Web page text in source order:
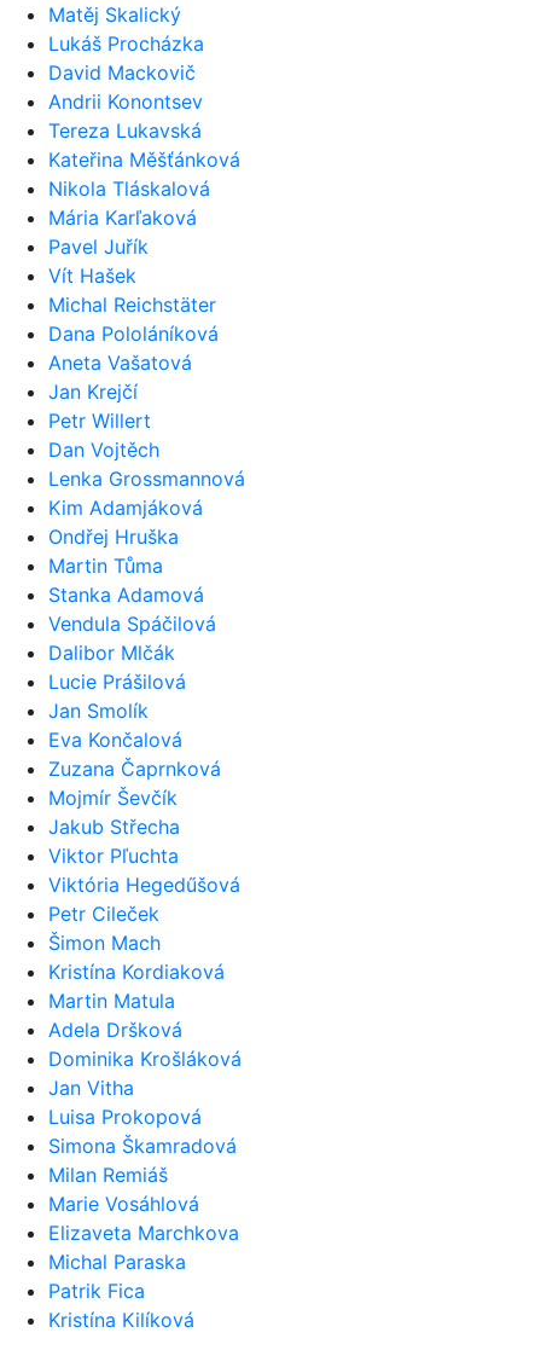
Matěj Skalický
Lukáš Procházka
David Mackovič
Andrii Konontsev
Tereza Lukavská
Kateřina Měšťánková
Nikola Tláskalová
Mária Karľaková
Pavel Juřík
Vít Hašek
Michal Reichstäter
Dana Pololáníková
Aneta Vašatová
Jan Krejčí
Petr Willert
Dan Vojtěch
Lenka Grossmannová
Kim Adamjáková
Ondřej Hruška
Martin Tůma
Stanka Adamová
Vendula Spáčilová
Dalibor Mlčák
Lucie Prášilová
Jan Smolík
Eva Končalová
Zuzana Čaprnková
Mojmír Ševčík
Jakub Střecha
Viktor Pľuchta
Viktória Hegedűšová
Petr Cileček
Šimon Mach
Kristína Kordiaková
Martin Matula
Adela Dršková
Dominika Krošláková
Jan Vitha
Luisa Prokopová
Simona Škamradová
Milan Remiáš
Marie Vosáhlová
Elizaveta Marchkova
Michal Paraska
Patrik Fica
Kristína Kilíková